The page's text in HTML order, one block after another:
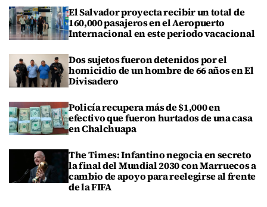
El Salvador proyecta recibir un total de
160,000 pasajeros en el Aeropuerto
Internacional en este periodo vacacional
Dos sujetos fueron detenidos por el
homicidio de un hombre de 66 años en El
Divisadero
Policía recupera más de $1,000 en
efectivo que fueron hurtados de una casa
en Chalchuapa
The Times: Infantino negocia en secreto
la final del Mundial 2030 con Marruecos a
cambio de apoyo para reelegirse al frente
de la FIFA